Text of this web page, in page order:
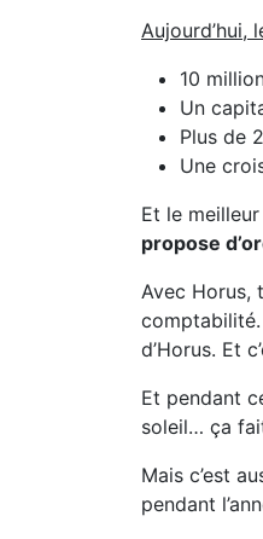
Aujourd’hui,
10
Un
Plus de
Une
Et le
propose
Avec Horus,
comptabilité.
d’Horus. Et
Et pendant
soleil… ça
Mais c’est
pendant